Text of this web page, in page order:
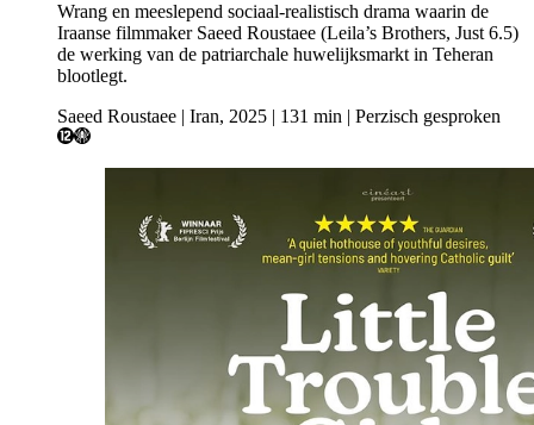
Wrang en meeslepend sociaal-realistisch drama waarin de
Iraanse filmmaker Saeed Roustaee (Leila’s Brothers, Just 6.5)
de werking van de patriarchale huwelijksmarkt in Teheran
blootlegt.
Saeed Roustaee | Iran, 2025 | 131 min | Perzisch gesproken